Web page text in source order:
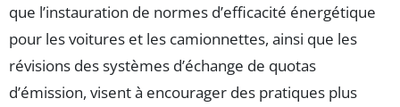
que l’instauration de normes d’efficacité énergétique
pour les voitures et les camionnettes, ainsi que les
révisions des systèmes d’échange de quotas
d’émission, visent à encourager des pratiques plus